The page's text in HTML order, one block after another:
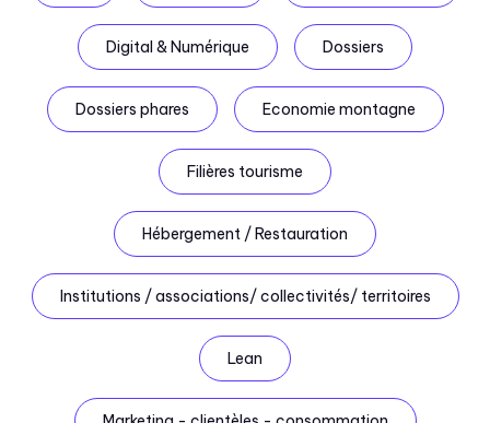
Digital & Numérique Dossiers
Dossiers phares Economie montagne
Filières tourisme
Hébergement / Restauration
Institutions / associations/ collectivités/ territoires
Lean